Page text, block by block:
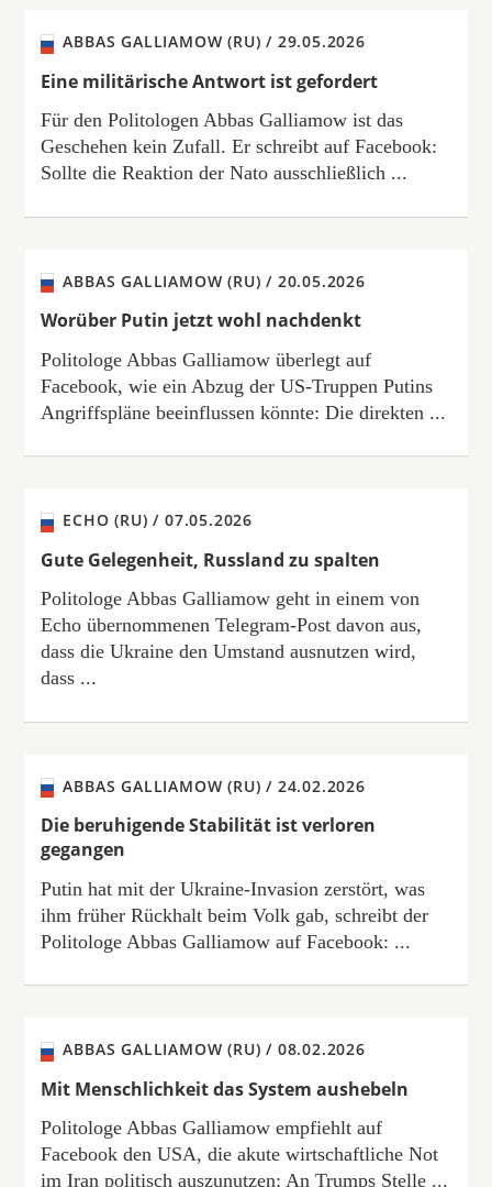
ABBAS GALLIAMOW (RU) / 29.05.2026
Eine militärische Antwort ist gefordert
Für den Politologen Abbas Galliamow ist das
Geschehen kein Zufall. Er schreibt auf Facebook:
Sollte die Reaktion der Nato ausschließlich ...
ABBAS GALLIAMOW (RU) / 20.05.2026
Worüber Putin jetzt wohl nachdenkt
Politologe Abbas Galliamow überlegt auf
Facebook, wie ein Abzug der US-Truppen Putins
Angriffspläne beeinflussen könnte: Die direkten ...
ECHO (RU) / 07.05.2026
Gute Gelegenheit, Russland zu spalten
Politologe Abbas Galliamow geht in einem von
Echo übernommenen Telegram-Post davon aus,
dass die Ukraine den Umstand ausnutzen wird,
dass ...
ABBAS GALLIAMOW (RU) / 24.02.2026
Die beruhigende Stabilität ist verloren
gegangen
Putin hat mit der Ukraine-Invasion zerstört, was
ihm früher Rückhalt beim Volk gab, schreibt der
Politologe Abbas Galliamow auf Facebook: ...
ABBAS GALLIAMOW (RU) / 08.02.2026
Mit Menschlichkeit das System aushebeln
Politologe Abbas Galliamow empfiehlt auf
Facebook den USA, die akute wirtschaftliche Not
im Iran politisch auszunutzen: An Trumps Stelle ...